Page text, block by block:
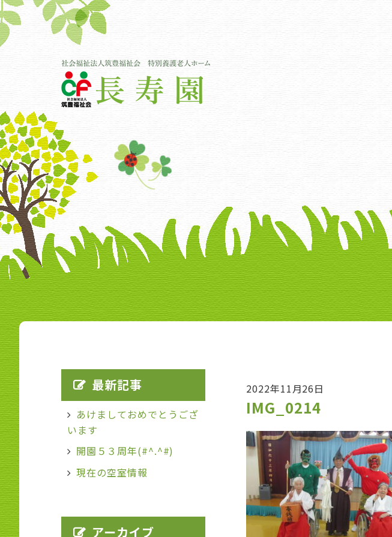
2022年11月26日
IMG_0214
最新記事
あけましておめでとうござ
います
開園５３周年(#^.^#)
現在の空室情報
アーカイブ